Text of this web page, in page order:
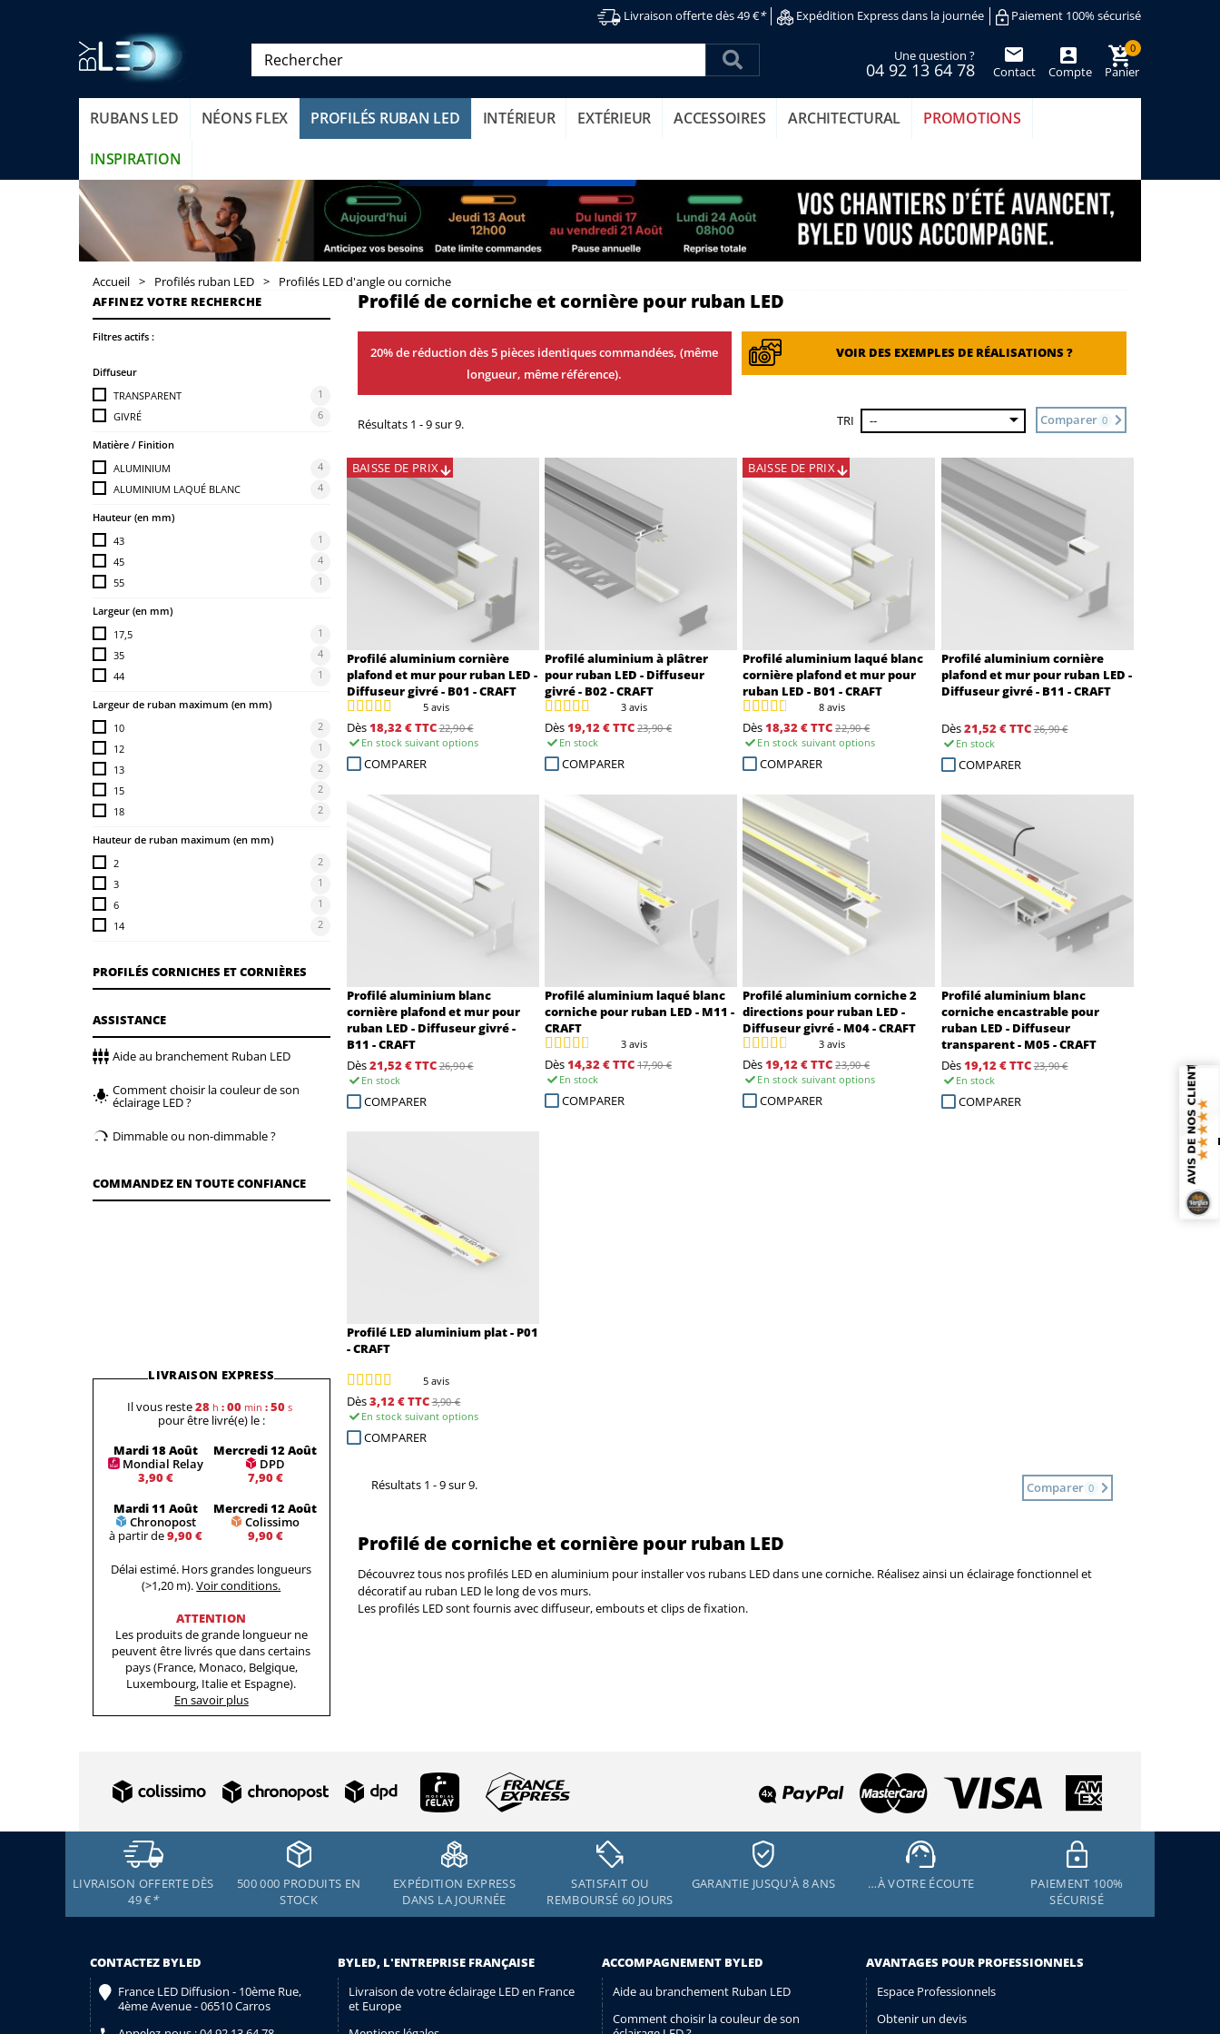
Livraison offerte dès 49 €* Expédition Express dans la journée Paiement 100% sécurisé
Panier
0
Compte
Contact
Une question ?
04 92 13 64 78
RUBANS LED NÉONS FLEX PROFILÉS RUBAN LED INTÉRIEUR EXTÉRIEUR ACCESSOIRES ARCHITECTURAL PROMOTIONS
INSPIRATION
Accueil > Profilés ruban LED >
Profilés LED d'angle ou corniche
AFFINEZ VOTRE RECHERCHE
Filtres actifs :
Diffuseur
TRANSPARENT
1
GIVRÉ
6
Matière / Finition
ALUMINIUM
4
ALUMINIUM LAQUÉ BLANC
4
Hauteur (en mm)
43
1
45
4
55
1
Largeur (en mm)
17,5
1
35
4
44
1
Largeur de ruban maximum (en mm)
10
2
12
1
13
2
15
2
18
2
Hauteur de ruban maximum (en mm)
2
2
3
1
6
1
14
2
PROFILÉS CORNICHES ET CORNIÈRES
ASSISTANCE
Aide au branchement Ruban LED
Comment choisir la couleur de son
éclairage LED ?
Dimmable ou non-dimmable ?
COMMANDEZ EN TOUTE CONFIANCE
LIVRAISON EXPRESS
Il vous reste28 h : 00 min : 49 s
pour être livré(e) le :
Mardi 18 Août
Mondial Relay
3,90 €
Mercredi 12 Août
DPD
7,90 €
Mardi 11 Août
Chronopost
à partir de9,90 €
Mercredi 12 Août
Colissimo
9,90 €
Délai estimé. Hors grandes longueurs
(>1,20 m).Voir conditions.
ATTENTION
Les produits de grande longueur ne
peuvent être livrés que dans certains
pays (France, Monaco, Belgique,
Luxembourg, Italie et Espagne).
En savoir plus
Profilé de corniche et cornière pour ruban LED
20% de réduction dès 5 pièces identiques commandées, (même
longueur, même référence).
VOIR DES EXEMPLES DE RÉALISATIONS ?
Résultats 1 - 9 sur 9. TRI -- Comparer 0
BAISSE DE PRIX
Profilé aluminium cornière
plafond et mur pour ruban LED -
Diffuseur givré - B01 - CRAFT
5 avis
Dès18,32 €TTC 22,90 €
En stocksuivant options
COMPARER
Profilé aluminium à plâtrer
pour ruban LED - Diffuseur
givré - B02 - CRAFT
3 avis
Dès19,12 €TTC 23,90 €
En stock
COMPARER
BAISSE DE PRIX
Profilé aluminium laqué blanc
cornière plafond et mur pour
ruban LED - B01 - CRAFT
8 avis
Dès18,32 €TTC 22,90 €
En stock suivant options
COMPARER
Profilé aluminium cornière
plafond et mur pour ruban LED -
Diffuseur givré - B11 - CRAFT
Dès21,52 €TTC 26,90 €
En stock
COMPARER
Profilé aluminium blanc
cornière plafond et mur pour
ruban LED - Diffuseur givré -
B11 - CRAFT
Dès21,52 €TTC 26,90 €
En stock
COMPARER
Profilé aluminium laqué blanc
corniche pour ruban LED - M11 -
CRAFT
3 avis
Dès14,32 €TTC 17,90 €
En stock
COMPARER
Profilé aluminium corniche 2
directions pour ruban LED -
Diffuseur givré - M04 - CRAFT
3 avis
Dès19,12 €TTC 23,90 €
En stock suivant options
COMPARER
Profilé aluminium blanc
corniche encastrable pour
ruban LED - Diffuseur
transparent - M05 - CRAFT
Dès19,12 €TTC 23,90 €
En stock
COMPARER
Profilé LED aluminium plat - P01
- CRAFT
5 avis
Dès3,12 €TTC 3,90 €
En stocksuivant options
COMPARER
Comparer 0
Résultats 1 - 9 sur 9.
Profilé de corniche et cornière pour ruban LED
Découvrez tous nos profilés LED en aluminium pour installer vos rubans LED dans une corniche. Réalisez ainsi un éclairage fonctionnel et
décoratif au ruban LED le long de vos murs.
Les profilés LED sont fournis avec diffuseur, embouts et clips de fixation.
LIVRAISON OFFERTE DÈS
49 €*
500 000 PRODUITS EN
STOCK
EXPÉDITION EXPRESS
DANS LA JOURNÉE
SATISFAIT OU
REMBOURSÉ 60 JOURS
GARANTIE JUSQU'À 8 ANS …À VOTRE ÉCOUTE
PAIEMENT 100%
SÉCURISÉ
CONTACTEZ BYLED
France LED Diffusion - 10ème Rue,
4ème Avenue - 06510 Carros
BYLED, L'ENTREPRISE FRANÇAISE
Livraison de votre éclairage LED en France
et Europe
ACCOMPAGNEMENT BYLED
Aide au branchement Ruban LED
Comment choisir la couleur de son
AVANTAGES POUR PROFESSIONNELS
Espace Professionnels
Obtenir un devis